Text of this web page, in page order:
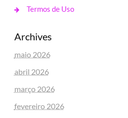
Termos de Uso
Archives
maio 2026
abril 2026
março 2026
fevereiro 2026